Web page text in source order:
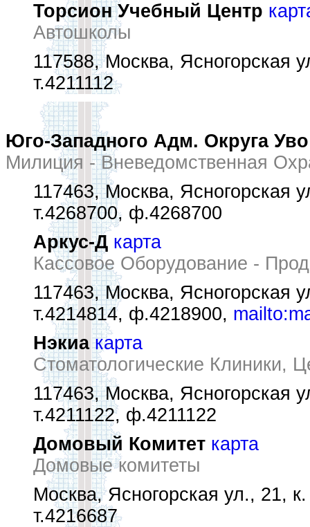
Торсион Учебный Центр
Автошколы
117588, Москва, Ясногорская
т.4211112
Юго-Западного Адм. Округа Уво
Милиция - Вневедомственная
117463, Москва, Ясногорская
т.4268700, ф.4268700
Аркус-Д карта
Кассовое Оборудование -
117463, Москва, Ясногорская
т.4214814, ф.4218900,
Нэкиа карта
Стоматологические Клиники,
117463, Москва, Ясногорская
т.4211122, ф.4211122
Домовый Комитет карта
Домовые комитеты
Москва, Ясногорская ул., 21,
т.4216687